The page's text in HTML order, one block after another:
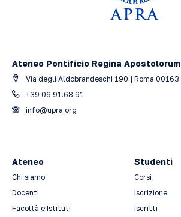
Ateneo Pontificio Regina Apostolorum
Via degli Aldobrandeschi 190 | Roma 00163
+39 06 91.68.91
info@upra.org
Ateneo
Chi siamo
Docenti
Facoltà e Istituti
Studenti
Corsi
Iscrizione
Iscritti